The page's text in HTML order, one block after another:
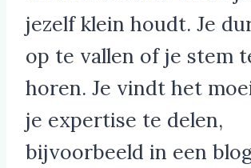
jezelf klein houdt. Je
op te vallen of je stem
horen. Je vindt het
je expertise te delen,
bijvoorbeeld in een